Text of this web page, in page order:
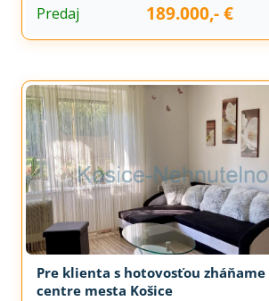
Predaj 189.000,- €
Pre klienta s hotovosťou
centre mesta Košice